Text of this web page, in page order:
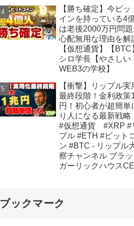
【勝ち確定】今ビッ
インを持っている4
は老後2000万円問
心配無用な理由を解
【仮想通貨】【BTC
シロ学長【やさしい
WEB3の学校】
【衝撃】リップル実
最終段階！金利政策
円！初心者が超簡単
り人になる最新戦
#仮想通貨 #XRP #
プル #ETH #ビット
ン #BTC - リップル
察チャンネル ブラッ
ガーリックハウス
ブックマーク